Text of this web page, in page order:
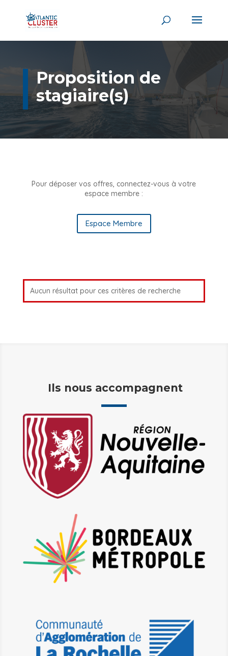
Proposition de
stagiaire(s)
Pour déposer vos offres, connectez-vous à votre
espace membre :
Espace Membre
Aucun résultat pour ces critères de recherche
Ils nous accompagnent